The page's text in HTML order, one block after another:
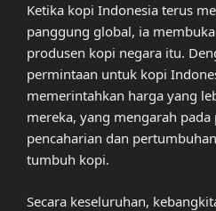
Ketika kopi Indonesia terus
panggung global, ia
produsen kopi negara itu.
permintaan untuk kopi
memerintahkan harga yang
mereka, yang mengarah
pencaharian dan
tumbuh kopi.
Secara keseluruhan,